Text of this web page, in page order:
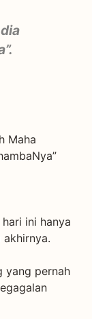
Maha
ini hanya
yang pernah